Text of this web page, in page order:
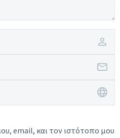
email, και τον ιστότοπο μου